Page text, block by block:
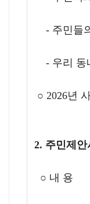
- 주민들
- 우리 동
○ 2026년
2. 주민제안
○ 내 용